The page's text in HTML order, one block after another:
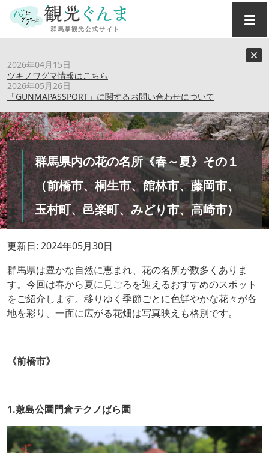
2026年04月15日
ツキノワグマ情報はこちら
2026年05月26日
「GUNMAPASSPORT」に関するお問い合わせについて
群馬県内の花の名所《春～夏》その１（前橋市、桐生市、館
林市、藤岡市、玉村町、邑楽町、みどり市、高崎市）
群馬県内の花の名所《春～夏》その１
（前橋市、桐生市、館林市、藤岡市、
玉村町、邑楽町、みどり市、高崎市）
更新日: 2024年05月30日
群馬県は豊かな自然に恵まれ、花の名所が数多くありま
す。今回は春から夏に見ごろを迎えるおすすめのスポット
をご紹介します。移りゆく季節ごとに色鮮やかな花々が各
地を彩り、一面に広がる花畑は写真映えも格別です。
《前橋市》
1.敷島公園門倉テクノばら園